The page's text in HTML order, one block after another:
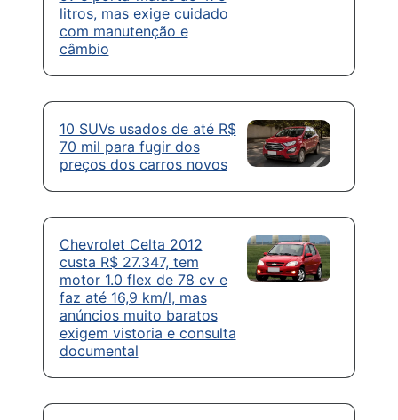
litros, mas exige cuidado
com manutenção e
câmbio
10 SUVs usados de até R$
70 mil para fugir dos
preços dos carros novos
Chevrolet Celta 2012
custa R$ 27.347, tem
motor 1.0 flex de 78 cv e
faz até 16,9 km/l, mas
anúncios muito baratos
exigem vistoria e consulta
documental